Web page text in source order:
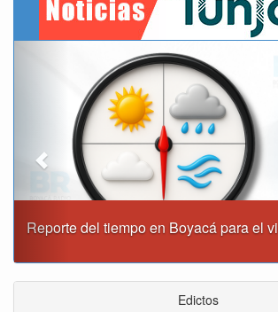
“Tunja nos ha dado demasiado y no
Edictos